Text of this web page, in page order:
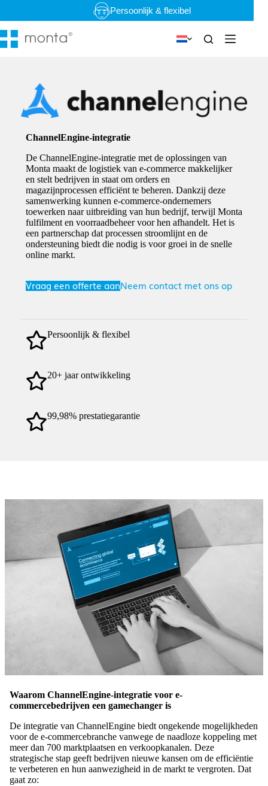
inhoud
Persoonlijk & flexibel
ChannelEngine-integratie
De ChannelEngine-integratie met de oplossingen van
Monta maakt de logistiek van e-commerce makkelijker
en stelt bedrijven in staat om orders en
magazijnprocessen efficiënt te beheren. Dankzij deze
samenwerking kunnen e-commerce-ondernemers
toewerken naar uitbreiding van hun bedrijf, terwijl Monta
fulfilment en voorraadbeheer voor hen afhandelt. Het is
een partnerschap dat processen stroomlijnt en de
ondersteuning biedt die nodig is voor groei in de snelle
online markt.
Vraag een offerte aanNeem contact met ons op
Persoonlijk & flexibel
20+ jaar ontwikkeling
99,98% prestatiegarantie
Waarom ChannelEngine-integratie voor e-
commercebedrijven een gamechanger is
De integratie van ChannelEngine biedt ongekende mogelijkheden
voor de e-commercebranche vanwege de naadloze koppeling met
meer dan 700 marktplaatsen en verkoopkanalen. Deze
strategische stap geeft bedrijven nieuwe kansen om de efficiëntie
te verbeteren en hun aanwezigheid in de markt te vergroten. Dat
gaat zo: